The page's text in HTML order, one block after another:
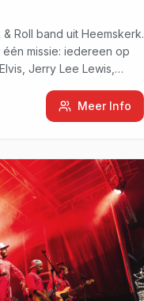
Roll band uit Heemskerk.
missie: iedereen op
Jerry Lee Lewis,
Meer Info